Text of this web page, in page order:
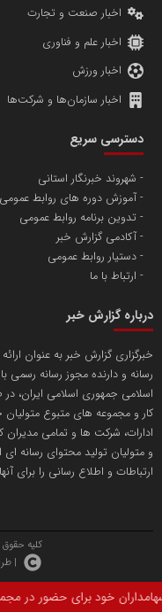
پایگاه اطلاع رسانی
پایگاه اطلاع رسانی
تامین آهن اسفنجی
تریبون
انتشار گسترده محتوا در
مسعودصادقی
محمدعلی کرمعلی
اخبار صنعت و تجارت
اخبار علم و فناوری
اخبار ورزش
اخبار سازمان‌ها و شرکت‌ها
دسترسی سریع
شهروند خبرنگار استانی
آموزش دوره های روابط عمومی
تدوین برنامه روابط عمومی
آکادمی گزارش خبر
دستیار روابط عمومی
ارتباط با ما
درباره گزارش خبر
خبرگزاری گزارش خبر به عنوان
اسلامی جمهوری اسلامی ایران،
کار و مجموعه های متبوع متولیان
ادارات، شرکت ها و تمامی
و متولیان تولید محتوای رسانه
ارتباطات و اطلاع رسانی را برای
کلیه
|
۱۵ مردادماه ۱۴۰۵ رأس ساعت ۱۴:۰۰ در محل مؤسسه